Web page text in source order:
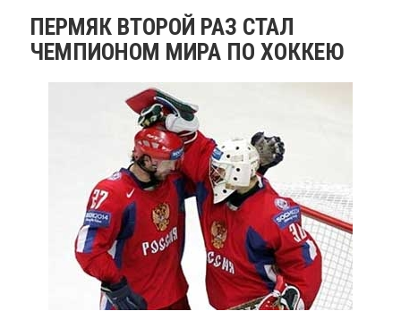
ПЕРМЯК ВТОРОЙ РАЗ СТАЛ
ЧЕМПИОНОМ МИРА ПО ХОККЕЮ